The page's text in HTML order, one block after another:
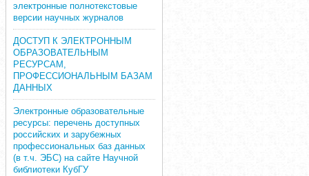
электронные полнотекстовые
версии научных журналов
ДОСТУП К ЭЛЕКТРОННЫМ
ОБРАЗОВАТЕЛЬНЫМ
РЕСУРСАМ,
ПРОФЕССИОНАЛЬНЫМ БАЗАМ
ДАННЫХ
Электронные образовательные
ресурсы: перечень доступных
российских и зарубежных
профессиональных баз данных
(в т.ч. ЭБС) на сайте Научной
библиотеки КубГУ